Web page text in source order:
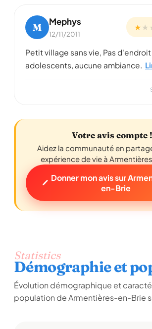
M Mephys
12/11/2011
★★
Petit village sans vie, Pas
adolescents, aucune ambiance.
Votre avis compte !
Aidez la communauté en
expérience de vie à
Donner mon avis sur
en-Brie
Statistics
Démographie et
Évolution démographique et
population de Armentières-en-Brie